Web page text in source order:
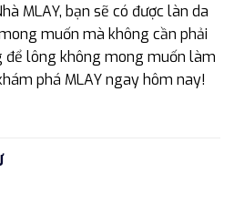
MLAY, bạn sẽ có được làn da
muốn mà không cần phải
để lông không mong muốn làm
phá MLAY ngay hôm nay!